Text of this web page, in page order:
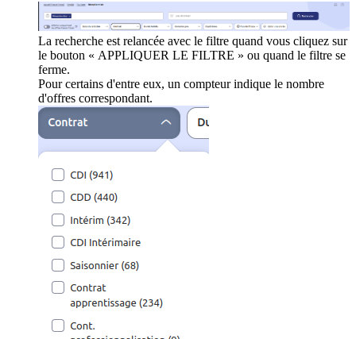
La recherche est relancée avec le filtre quand vous cliquez sur
le bouton « APPLIQUER LE FILTRE » ou quand le filtre se
ferme.
Pour certains d'entre eux, un compteur indique le nombre
d'offres correspondant.